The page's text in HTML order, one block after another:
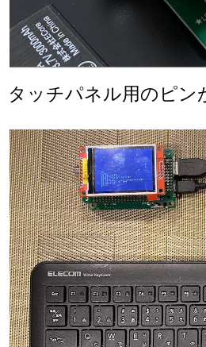
タッチパネル用のピン